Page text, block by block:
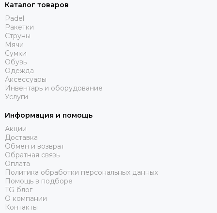
Каталог товаров
Padel
Ракетки
Струны
Мячи
Сумки
Обувь
Одежда
Аксессуары
Инвентарь и оборудование
Услуги
Информация и помощь
Акции
Доставка
Обмен и возврат
Обратная связь
Оплата
Политика обработки персональных данных
Помощь в подборе
TG-блог
О компании
Контакты